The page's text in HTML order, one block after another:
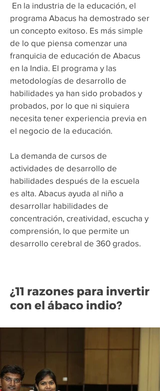
En la industria de la educación, el
programa Abacus ha demostrado ser
un concepto exitoso. Es más simple
de lo que piensa comenzar una
franquicia de educación de Abacus
en la India. El programa y las
metodologías de desarrollo de
habilidades ya han sido probados y
probados, por lo que ni siquiera
necesita tener experiencia previa en
el negocio de la educación.
La demanda de cursos de
actividades de desarrollo de
habilidades después de la escuela
es alta. Abacus ayuda al niño a
desarrollar habilidades de
concentración, creatividad, escucha y
comprensión, lo que permite un
desarrollo cerebral de 360 grados.
¿11 razones para invertir
con el ábaco indio?